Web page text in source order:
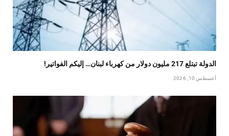
الدولة تبتلع 217 مليون دولار من كهرباء لبنان… إليكم الفواتير!
أغسطس 10, 2026